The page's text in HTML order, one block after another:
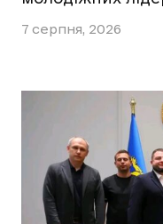
7 серпня, 2026